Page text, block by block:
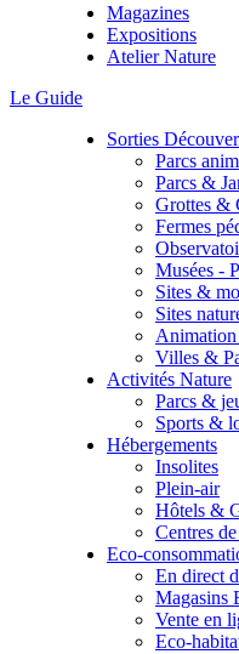
Magazines
Expositions
Atelier Nature
Le Guide
Sorties
Parcs
Parcs &
Grottes &
Fermes
Musées -
Sites &
Sites
Villes &
Activités Nature
Parcs &
Sports &
Hébergements
Insolites
Plein-air
Hôtels &
Centres
Eco-
En direct
Magasins
Vente en
Eco-